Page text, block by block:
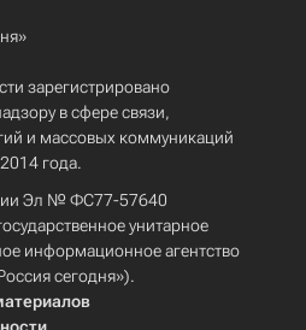
зарегистрировано
в сфере связи,
и массовых коммуникаций
года.
Эл № ФС77-57640
унитарное
информационное агентство
сегодня»).